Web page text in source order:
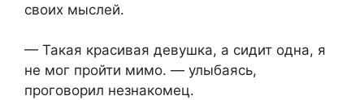
своих мыслей.
— Такая красивая девушка, а сидит одна, я
не мог пройти мимо. — улыбаясь,
проговорил незнакомец.